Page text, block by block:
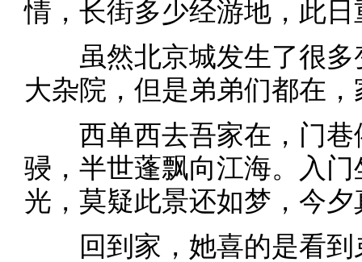
情，长街多少经游地，此
虽然北京城发生了很多
大杂院，但是弟弟们都在
西单西去吾家在，门巷
骎，半世蓬飘向江海。入
光，莫疑此景还如梦，今
回到家，她喜的是看到